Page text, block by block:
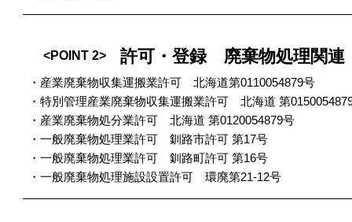
<POINT 2> 許可・登録 廃棄物処理関連
・産業廃棄物収集運搬業許可 北海道第0110054879号
・特別管理産業廃棄物収集運搬業許可 北海道 第
・産業廃棄物処分業許可 北海道 第0120054879号
・一般廃棄物処理業許可 釧路市許可 第17号
・一般廃棄物処理業許可 釧路町許可 第16号
・一般廃棄物処理施設設置許可 環廃第21-12号